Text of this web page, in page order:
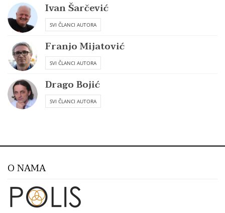
Ivan Šarčević
SVI ČLANCI AUTORA
Franjo Mijatović
SVI ČLANCI AUTORA
Drago Bojić
SVI ČLANCI AUTORA
O NAMA